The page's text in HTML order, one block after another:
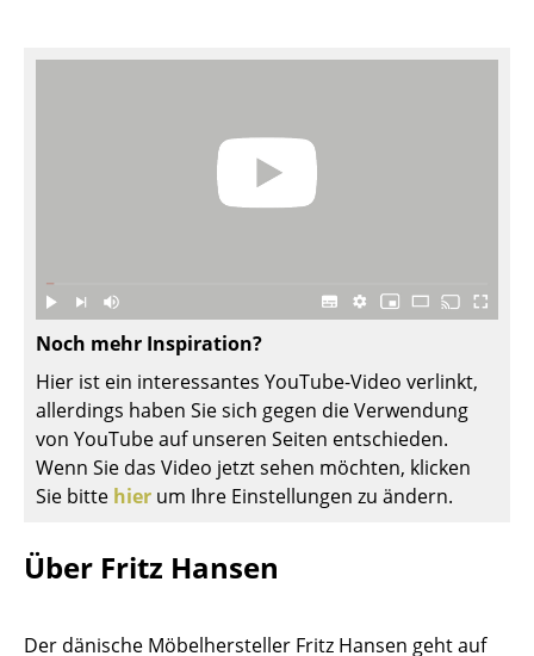
Regale & Schränke
Wandregale
Sideboards & Kommoden
TV Möbel
Beistell- & Rollcontainer
Noch mehr Inspiration?
Hier ist ein interessantes YouTube-Video verlinkt,
allerdings haben Sie sich gegen die Verwendung
von YouTube auf unseren Seiten entschieden.
Wenn Sie das Video jetzt sehen möchten, klicken
Sie bitte hier um Ihre Einstellungen zu ändern.
Über Fritz Hansen
Der dänische Möbelhersteller Fritz Hansen geht auf